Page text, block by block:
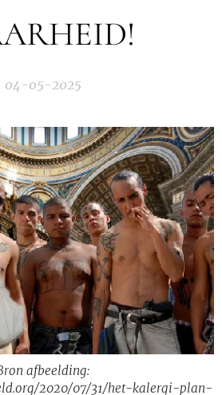
04-05-2025
afbeelding:
2020/07/31/het-kalergi-plan-